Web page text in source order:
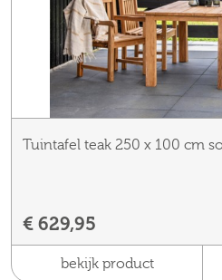
Tuintafel teak 250 x 100 cm
€ 629,95
bekijk product